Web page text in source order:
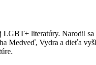
literatúry. Narodil
Medveď, Vydra a dieťa